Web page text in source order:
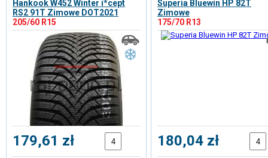
Hankook W452 Winter i*cept
RS2 91T Zimowe DOT2021
205/60 R15
179,61 zł
Superia Bluewin HP 82T
Zimowe
175/70 R13
180,04 zł